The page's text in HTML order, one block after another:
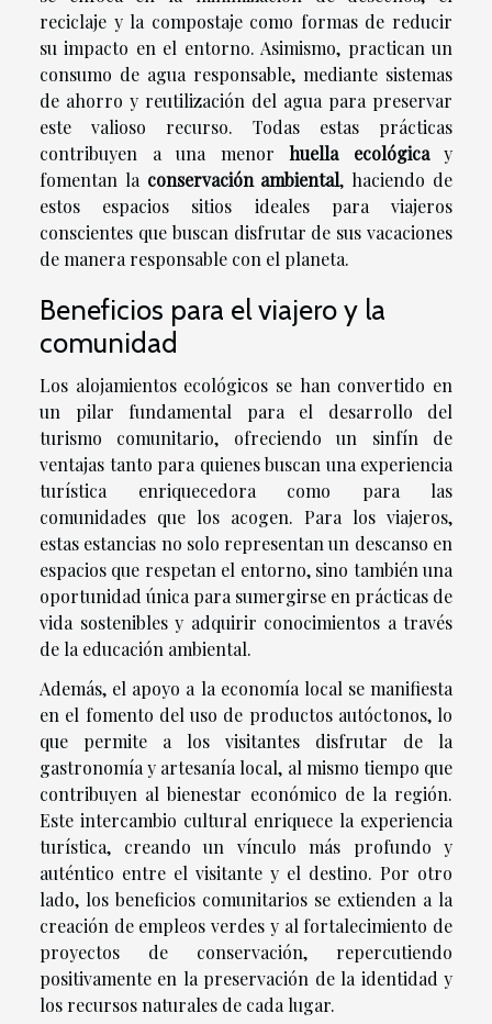
reciclaje y la compostaje como formas de reducir
su impacto en el entorno. Asimismo, practican un
consumo de agua responsable, mediante sistemas
de ahorro y reutilización del agua para preservar
este valioso recurso. Todas estas prácticas
contribuyen a una menor huella ecológicay
fomentan la conservación ambiental, haciendo de
estos espacios sitios ideales para viajeros
conscientes que buscan disfrutar de sus vacaciones
de manera responsable con el planeta.
Beneficios para el viajero y la
comunidad
Los alojamientos ecológicos se han convertido en
un pilar fundamental para el desarrollo del
turismo comunitario, ofreciendo un sinfín de
ventajas tanto para quienes buscan una experiencia
turística enriquecedora como para las
comunidades que los acogen. Para los viajeros,
estas estancias no solo representan un descanso en
espacios que respetan el entorno, sino también una
oportunidad única para sumergirse en prácticas de
vida sostenibles y adquirir conocimientos a través
de la educación ambiental.
Además, el apoyo a la economía local se manifiesta
en el fomento del uso de productos autóctonos, lo
que permite a los visitantes disfrutar de la
gastronomía y artesanía local, al mismo tiempo que
contribuyen al bienestar económico de la región.
Este intercambio cultural enriquece la experiencia
turística, creando un vínculo más profundo y
auténtico entre el visitante y el destino. Por otro
lado, los beneficios comunitarios se extienden a la
creación de empleos verdes y al fortalecimiento de
proyectos de conservación, repercutiendo
positivamente en la preservación de la identidad y
los recursos naturales de cada lugar.